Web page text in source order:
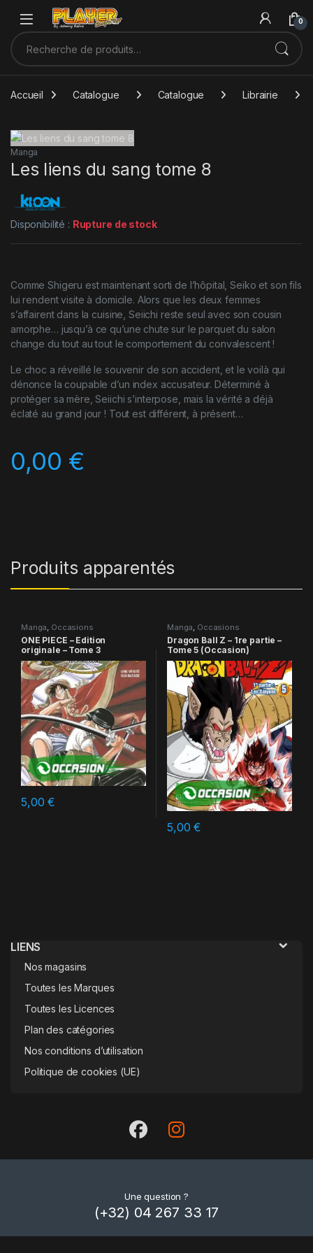
Sauter à la navigation
Skip to content
0
Recherche pour :
Accueil Catalogue Catalogue Librairie
Manga
Les liens du sang tome 8
Disponibilité : Rupture de stock
Comme Shigeru est maintenant sorti de l’hôpital, Seiko et son fils
lui rendent visite à domicile. Alors que les deux femmes
s’affairent dans la cuisine, Seiichi reste seul avec son cousin
amorphe… jusqu’à ce qu’une chute sur le parquet du salon
change du tout au tout le comportement du convalescent !
Le choc a réveillé le souvenir de son accident, et le voilà qui
dénonce la coupable d’un index accusateur. Déterminé à
protéger sa mère, Seiichi s’interpose, mais la vérité a déjà
éclaté au grand jour ! Tout est différent, à présent…
0,00 €
Produits apparentés
Manga, Occasions
ONE PIECE – Edition
originale – Tome 3
5,00€
Manga, Occasions
Dragon Ball Z – 1re partie –
Tome 5 (Occasion)
5,00€
LIENS
Nos magasins
Toutes les Marques
Toutes les Licences
Plan des catégories
Nos conditions d’utilisation
Politique de cookies (UE)
Une question ?
(+32) 04 267 33 17